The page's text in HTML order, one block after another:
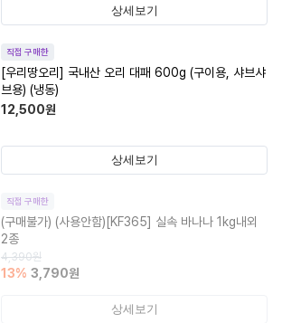
상세보기
직접 구매한
[우리땅오리] 국내산 오리 대패 600g (구이용, 샤브샤
브용) (냉동)
12,500원
상세보기
직접 구매한
(구매불가) (사용안함)[KF365] 실속 바나나 1kg내외
2종
4,390원
13% 3,790원
상세보기